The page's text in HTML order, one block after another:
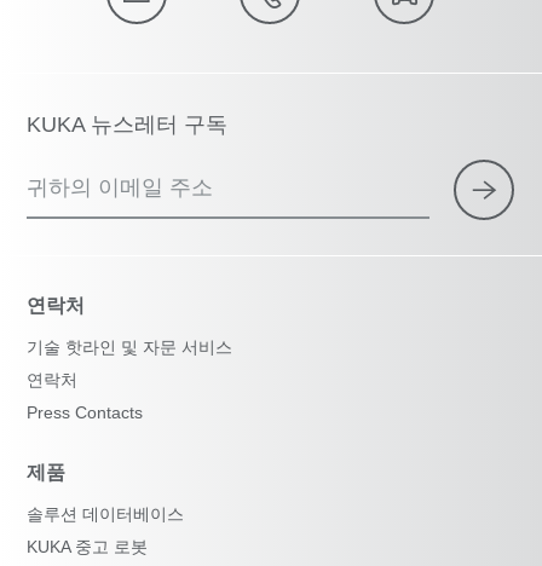
KUKA 뉴스레터 구독
귀하의 이메일 주소
연락처
기술 핫라인 및 자문 서비스
연락처
Press Contacts
제품
솔루션 데이터베이스
KUKA 중고 로봇